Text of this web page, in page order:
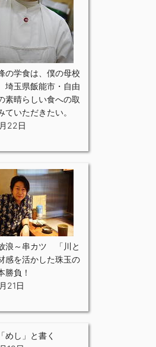
の学食は、僕の母校
玉県飯能市・自由
素晴らしい食への取
ていただきたい。
22日
浪～串カツ 「川と
を活かした珠玉の
勝負！
21日
めし」と書く